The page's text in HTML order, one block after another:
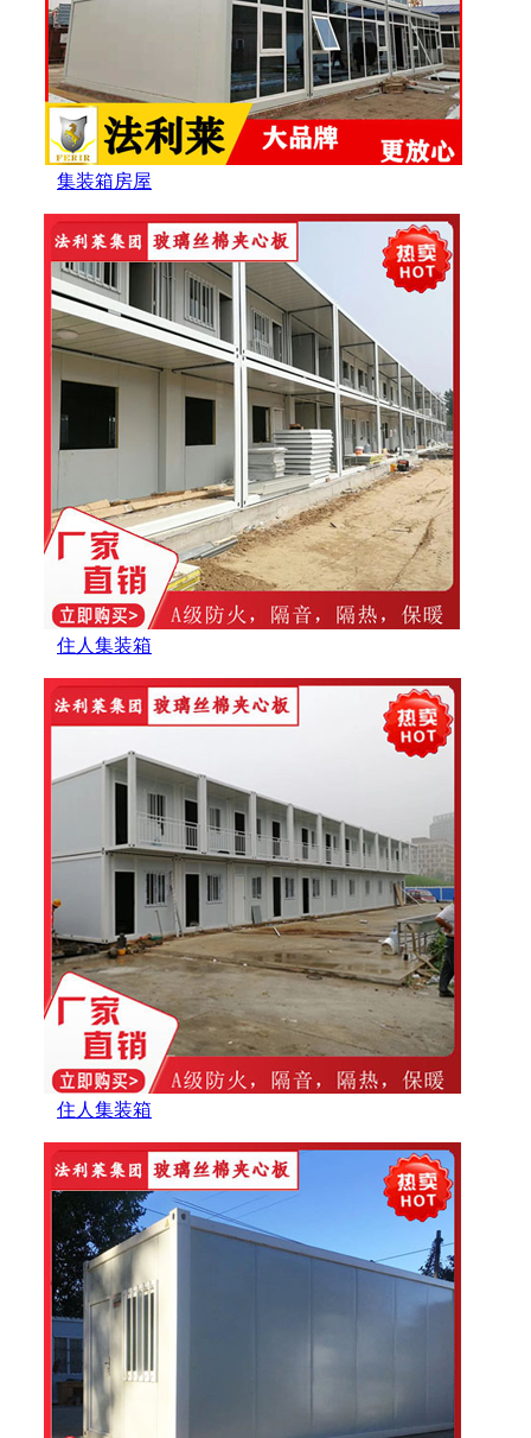
集装箱房屋
住人集装箱
住人集装箱